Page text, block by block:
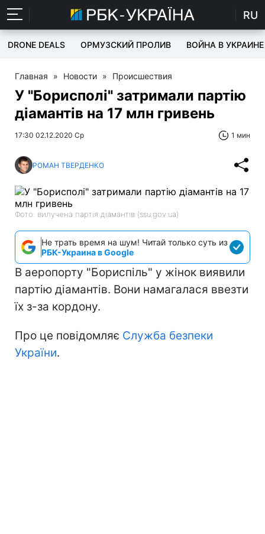
RU
DRONE DEALS ОРМУЗСКИЙ ПРОЛИВ ВОЙНА В УКРАИНЕ
Главная » Новости » Происшествия
У "Борисполі" затримали партію
діамантів на 17 млн гривень
17:30 02.12.2020 Ср 1 мин
РОМАН ТВЕРДЕНКО
Фото: вилучена партія діамантів (ssu.gov.ua)
Не трать время на шум! Читай только суть из
РБК-Украина в Google
В аеропорту "Бориспіль" у жінок виявили
партію діамантів. Вони намагалася ввезти
їх з-за кордону.
Про це повідомляє Служба безпеки
України.